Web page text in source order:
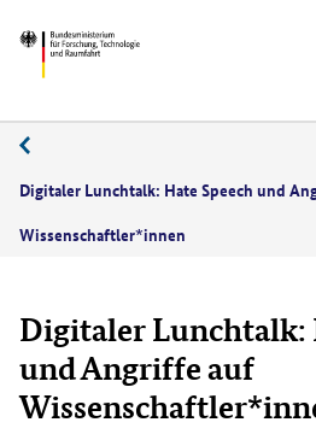
zum
(Eingabetaste)
zum
(Eingabetaste)
zur
(Eingabetaste)
BMFTR
Digitaler Lunchtalk: Hate Speech und
Wissenschaftler*innen
Digitaler Lunchtalk:
und Angriffe auf